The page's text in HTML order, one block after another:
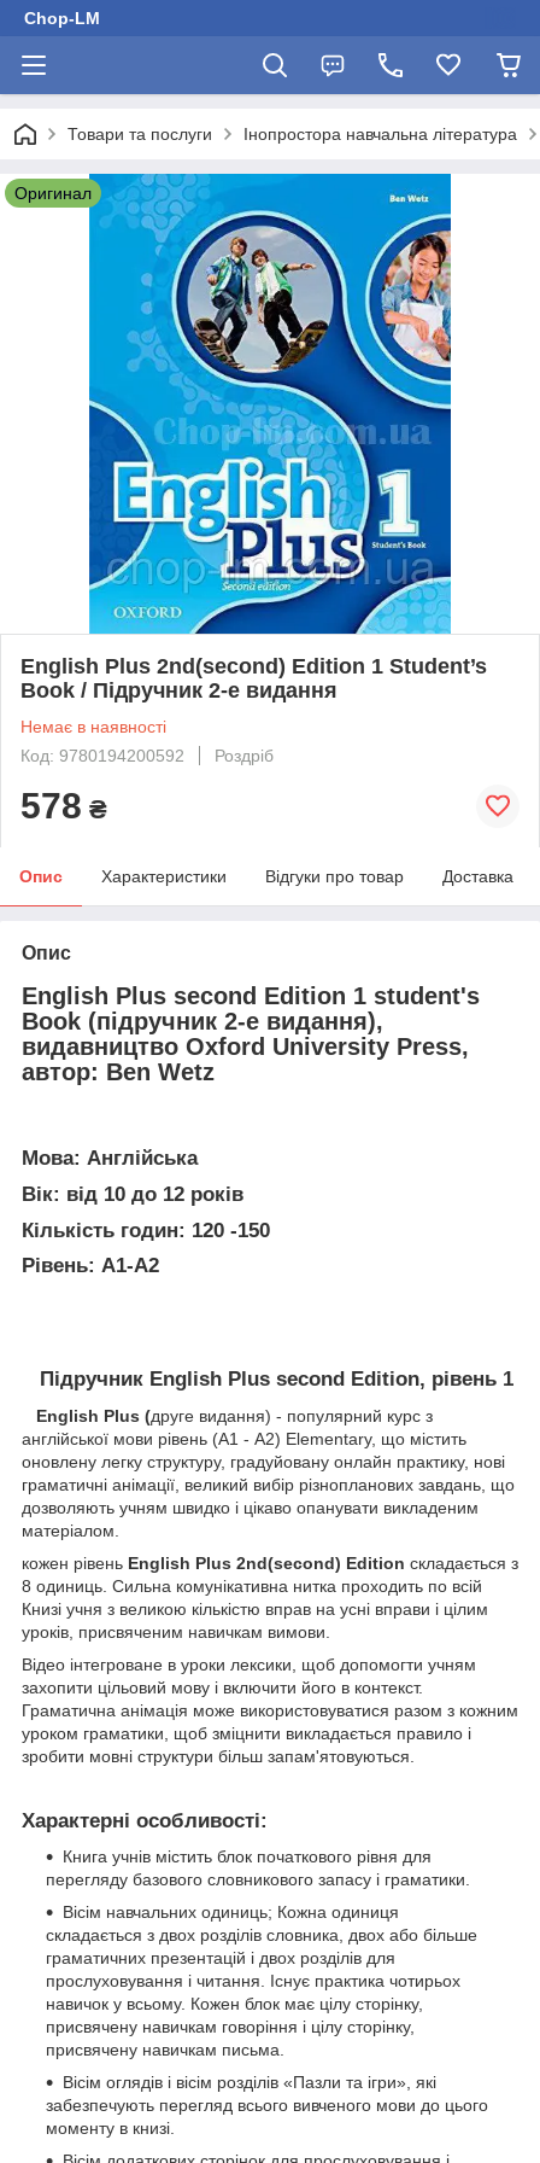
Chop-LM
Товари та послуги Інопростора навчальна література
Оригинал
English Plus 2nd(second) Edition 1 Student’s
Book / Підручник 2-е видання
Немає в наявності
Код: 9780194200592
Роздріб
578 ₴
Опис Характеристики Відгуки про товар Доставка
Опис
English Plus second Edition 1 student's
Book (підручник 2-е видання),
видавництво Oxford University Press,
автор: Ben Wetz
Мова: Англійська
Вік: від 10 до 12 років
Кількість годин: 120 -150
Рівень: A1-A2
Підручник English Plus second Edition, рівень 1
English Plus (друге видання) - популярний курс з
англійської мови рівень (А1 - A2) Elementary, що містить
оновлену легку структуру, градуйовану онлайн практику, нові
граматичні анімації, великий вибір різнопланових завдань, що
дозволяють учням швидко і цікаво опанувати викладеним
матеріалом.
кожен рівень English Plus 2nd(second) Edition складається з
8 одиниць. Сильна комунікативна нитка проходить по всій
Книзі учня з великою кількістю вправ на усні вправи і цілим
уроків, присвяченим навичкам вимови.
Відео інтегроване в уроки лексики, щоб допомогти учням
захопити цільовий мову і включити його в контекст.
Граматична анімація може використовуватися разом з кожним
уроком граматики, щоб зміцнити викладається правило і
зробити мовні структури більш запам'ятовуються.
Характерні особливості:
Книга учнів містить блок початкового рівня для
перегляду базового словникового запасу і граматики.
Вісім навчальних одиниць; Кожна одиниця
складається з двох розділів словника, двох або більше
граматичних презентацій і двох розділів для
прослуховування і читання. Існує практика чотирьох
навичок у всьому. Кожен блок має цілу сторінку,
присвячену навичкам говоріння і цілу сторінку,
присвячену навичкам письма.
Вісім оглядів і вісім розділів «Пазли та ігри», які
забезпечують перегляд всього вивченого мови до цього
моменту в книзі.